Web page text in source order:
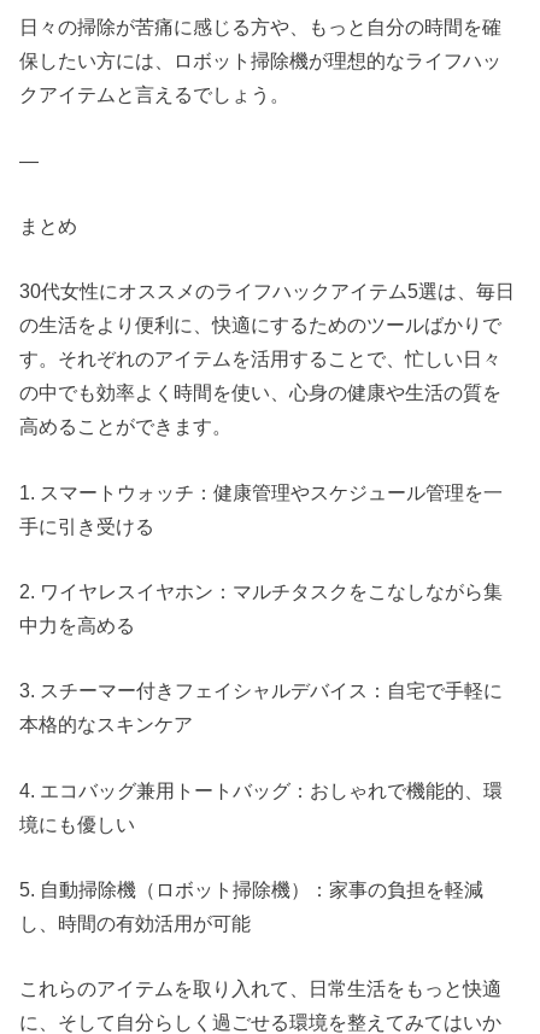
日々の掃除が苦痛に感じる方や、もっと自分の時間を確
保したい方には、ロボット掃除機が理想的なライフハッ
クアイテムと言えるでしょう。
—
まとめ
30代女性にオススメのライフハックアイテム5選は、毎日
の生活をより便利に、快適にするためのツールばかりで
す。それぞれのアイテムを活用することで、忙しい日々
の中でも効率よく時間を使い、心身の健康や生活の質を
高めることができます。
1. スマートウォッチ：健康管理やスケジュール管理を一
手に引き受ける
2. ワイヤレスイヤホン：マルチタスクをこなしながら集
中力を高める
3. スチーマー付きフェイシャルデバイス：自宅で手軽に
本格的なスキンケア
4. エコバッグ兼用トートバッグ：おしゃれで機能的、環
境にも優しい
5. 自動掃除機（ロボット掃除機）：家事の負担を軽減
し、時間の有効活用が可能
これらのアイテムを取り入れて、日常生活をもっと快適
に、そして自分らしく過ごせる環境を整えてみてはいか